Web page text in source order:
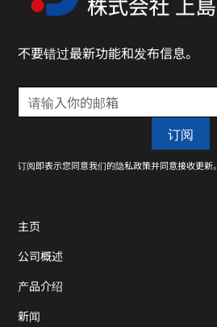
不要错过最新功能和发布信息。
订阅即表示您同意我们的隐私政策并同意接收更新。
主页
公司概述
产品介绍
新闻